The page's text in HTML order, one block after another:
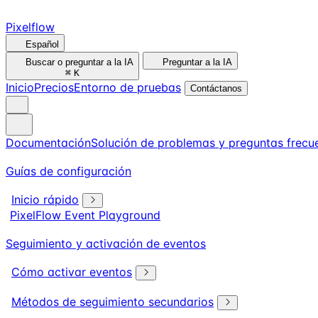
Pixelflow
Español
Buscar o preguntar a la IA
⌘ K
Preguntar a la IA
InicioPreciosEntorno de pruebas Contáctanos
DocumentaciónSolución de problemas y preguntas
Guías de configuración
Inicio rápido
PixelFlow Event Playground
Seguimiento y activación de eventos
Cómo activar eventos
Métodos de seguimiento secundarios